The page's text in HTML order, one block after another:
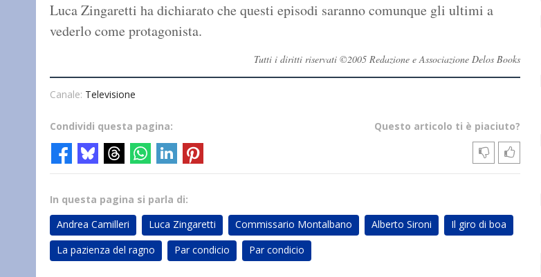
Luca Zingaretti ha dichiarato che questi episodi saranno comunque gli ultimi a
vederlo come protagonista.
Tutti i diritti riservati ©2005 Redazione e Associazione Delos Books
Canale: Televisione
Questo articolo ti è piaciuto?
Condividi questa pagina:
In questa pagina si parla di:
Andrea Camilleri
Luca Zingaretti Commissario Montalbano Alberto Sironi
Il giro di boa
La pazienza del ragno
Par condicio Par condicio